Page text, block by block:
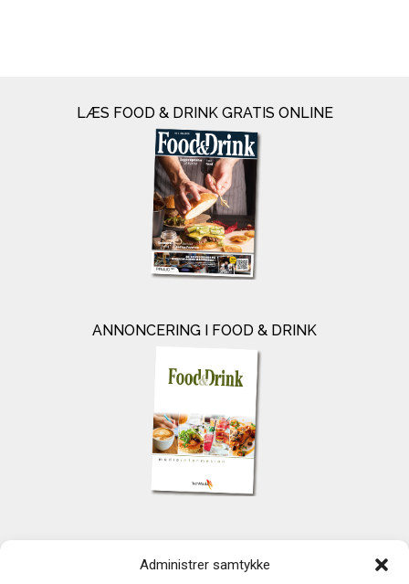
Administrer samtykke
LÆS FOOD & DRINK GRATIS ONLINE
ANNONCERING I FOOD & DRINK
TechMedia A/S